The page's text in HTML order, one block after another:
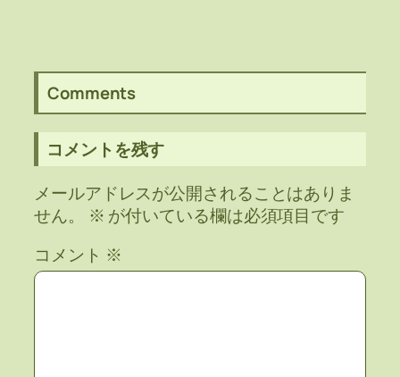
Comments
コメントを残す
メールアドレスが公開されることはありま
せん。
※ が付いている欄は必須項目です
コメント ※